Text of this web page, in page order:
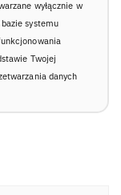
wyłącznie w
systemu
Twojej
danych